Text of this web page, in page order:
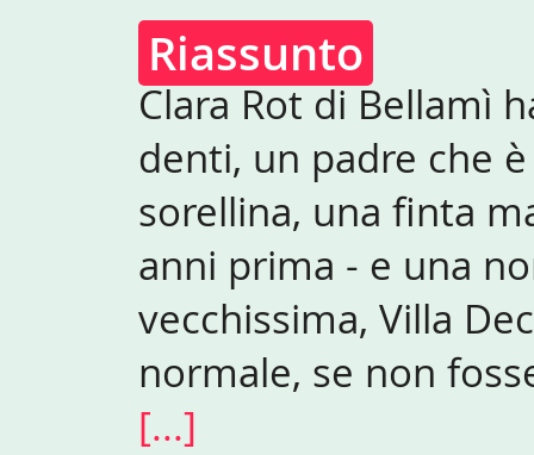
Riassunto
Clara Rot di Bellamì
denti, un padre che
sorellina, una finta
anni prima - e una
vecchissima, Villa
normale, se non
[...]